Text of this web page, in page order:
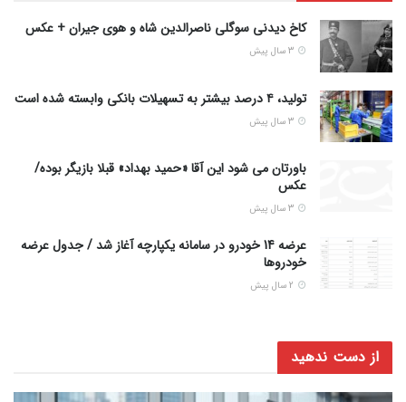
کاخ دیدنی سوگلی ناصرالدین شاه و هوی جیران + عکس
تولید، ۴ درصد بیشتر به تسهیلات بانکی وابسته شده است
باورتان می شود این آقا «حمید بهداد» قبلا بازیگر بوده/
عکس
عرضه 14 خودرو در سامانه یکپارچه آغاز شد / جدول عرضه
خودروها
از دست ندهید